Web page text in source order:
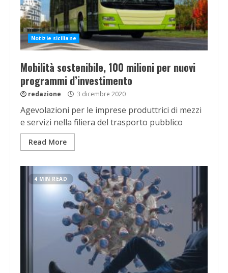
Notizie siciliane
Mobilità sostenibile, 100 milioni per nuovi
programmi d’investimento
redazione 3 dicembre 2020
Agevolazioni per le imprese produttrici di mezzi
e servizi nella filiera del trasporto pubblico
Read More
4 MIN READ